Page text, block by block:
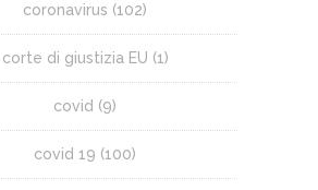
coronavirus (102)
corte di giustizia EU (1)
covid (9)
covid 19 (100)